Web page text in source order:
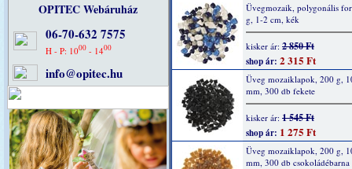
OPITEC Webáruház
06-70-632 7575
H - P: 1000- 1400
info@opitec.hu
Üvegmozaik, polygonális
g, 1-2 cm, kék
kisker ár: 2 850 Ft
shop ár: 2 315 Ft
Üveg mozaiklapok, 200 g,
mm, 300 db fekete
kisker ár: 1 545 Ft
shop ár: 1 275 Ft
Üveg mozaiklapok, 200 g,
mm, 300 db csokoládébarna